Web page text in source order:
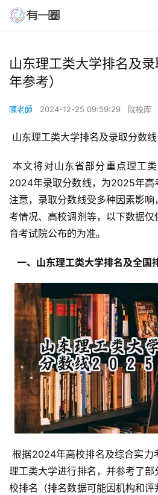
山东理工类大学排名及
年参考）
陳老師 2024-12-25 09:59:29 院校库
山东理工类大学排名及录取分数
本文将对山东省部分重点理工类大学进行排名，并参考
2024年录取分数线，为2025年高
注意，录取分数线受多种因素影
考情况、高校调剂等，以下数据
育考试院公布的为准。
一、山东理工类大学排名及全国
根据2024年高校排名及综合实力考量，我们对山东省部分
理工类大学进行排名，并参考了
校排名（排名数据可能因机构和评